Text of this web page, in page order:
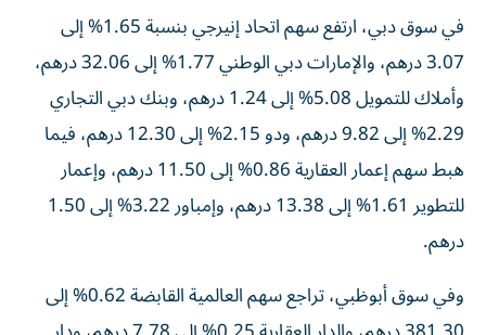
في سوق دبي، ارتفع سهم اتحاد إنيرجي بنسبة 1.65% إلى
3.07 درهم، والإمارات دبي الوطني 1.77% إلى 32.06 درهم،
وأملاك للتمويل 5.08% إلى 1.24 درهم، وبنك دبي التجاري
2.29% إلى 9.82 درهم، ودو 2.15% إلى 12.30 درهم، فيما
هبط سهم إعمار العقارية 0.86% إلى 11.50 درهم، وإعمار
للتطوير 1.61% إلى 13.38 درهم، وإمباور 3.22% إلى 1.50
درهم.
وفي سوق أبوظبي، تراجع سهم العالمية القابضة 0.62% إلى